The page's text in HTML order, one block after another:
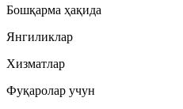
Бошқарма ҳақида
Янгиликлар
Хизматлар
Фуқаролар учун